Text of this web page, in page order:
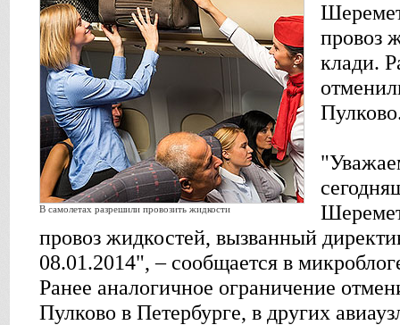
В самолетах разрешили провозить жидкости
провоз
клади.
провоз жидкостей, вызванный
08.01.2014", – сообщается в
Ранее аналогичное ограничение
Пулково в Петербурге, в других